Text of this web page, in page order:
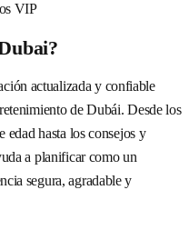
VIP
actualizada y confiable
de Dubái. Desde los
edad hasta los consejos y
a planificar como un
segura, agradable y